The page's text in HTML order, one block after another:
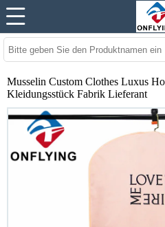
Musselin Custom Clothes Luxus
Kleidungsstück Fabrik Lieferant